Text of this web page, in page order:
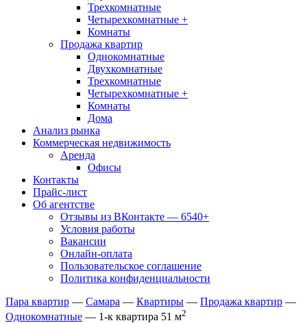
Трехкомнатные
Четырехкомнатные +
Комнаты
Продажа квартир
Однокомнатные
Двухкомнатные
Трехкомнатные
Четырехкомнатные +
Комнаты
Дома
Анализ рынка
Коммерческая недвижимость
Аренда
Офисы
Контакты
Прайс-лист
Об агентстве
Отзывы из ВКонтакте — 6540+
Условия работы
Вакансии
Онлайн-оплата
Пользовательское соглашение
Политика конфиденциальности
Пара квартир — Самара — Квартиры — Продажа квартир —
Однокомнатные — 1-к квартира 51 м2